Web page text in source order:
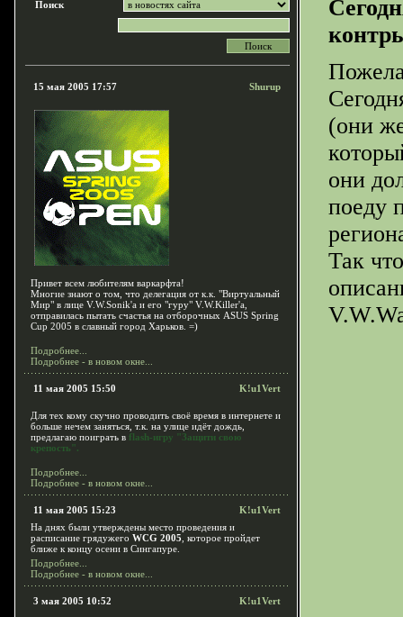
Поиск
15 мая 2005 17:57 Shurup
Привет всем любителям варкарфта!
Многие знают о том, что делегация от к.к. "Виртуальный
Мир" в лице V.W.Sonik'a и его "гуру" V.W.Killer'a,
отправилась пытать счастья на отборочных ASUS Spring
Cup 2005 в славный город Харьков. =)
Подробнее...
Подробнее - в новом окне...
11 мая 2005 15:50 K!u1Vert
Для тех кому скучно проводить своё время в интернете и
больше нечем заняться, т.к. на улице идёт дождь,
предлагаю поиграть в flash-игру "Защити свою
крепость".
Подробнее...
Подробнее - в новом окне...
11 мая 2005 15:23
K!u1Vert
На днях были утверждены место проведения и
расписание грядужего WCG 2005 , которое пройдет
ближе к концу осени в Сингапуре.
Подробнее...
Подробнее - в новом окне...
3 мая 2005 10:52 K!u1Vert
(они
они
поеду
Так